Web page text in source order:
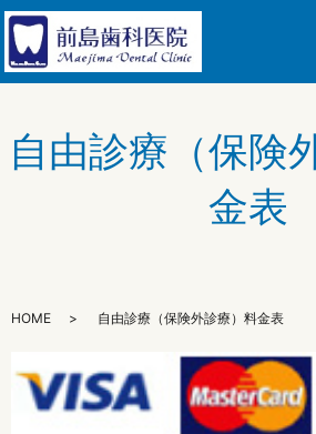
自由診療（保険
金表
HOME 自由診療（保険外診療）料金表